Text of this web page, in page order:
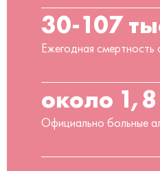
30-107
Ежегодная смертность
около
Официально больные